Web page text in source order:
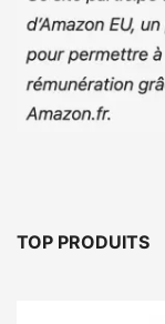
TOP PRODUITS